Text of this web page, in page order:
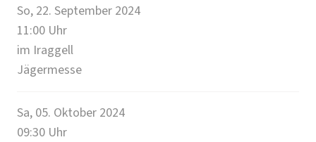
So, 22. September 2024
11:00 Uhr
im Iraggell
Jägermesse
Sa, 05. Oktober 2024
09:30 Uhr